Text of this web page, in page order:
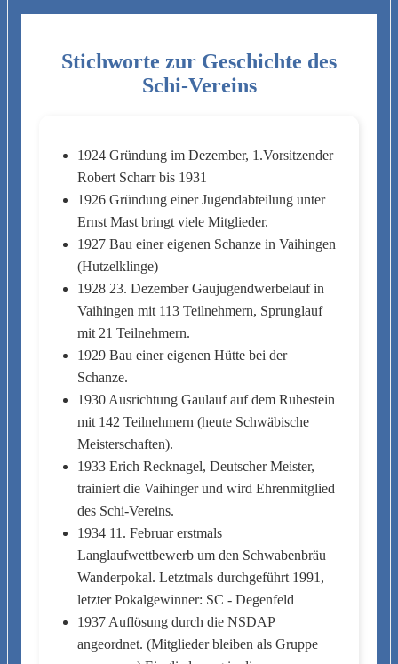
Stichworte zur Geschichte des
Schi-Vereins
1924 Gründung im Dezember, 1.Vorsitzender
Robert Scharr bis 1931
1926 Gründung einer Jugendabteilung unter
Ernst Mast bringt viele Mitglieder.
1927 Bau einer eigenen Schanze in Vaihingen
(Hutzelklinge)
1928 23. Dezember Gaujugendwerbelauf in
Vaihingen mit 113 Teilnehmern, Sprunglauf
mit 21 Teilnehmern.
1929 Bau einer eigenen Hütte bei der
Schanze.
1930 Ausrichtung Gaulauf auf dem Ruhestein
mit 142 Teilnehmern (heute Schwäbische
Meisterschaften).
1933 Erich Recknagel, Deutscher Meister,
trainiert die Vaihinger und wird Ehrenmitglied
des Schi-Vereins.
1934 11. Februar erstmals
Langlaufwettbewerb um den Schwabenbräu
Wanderpokal. Letztmals durchgeführt 1991,
letzter Pokalgewinner: SC - Degenfeld
1937 Auflösung durch die NSDAP
angeordnet. (Mitglieder bleiben als Gruppe